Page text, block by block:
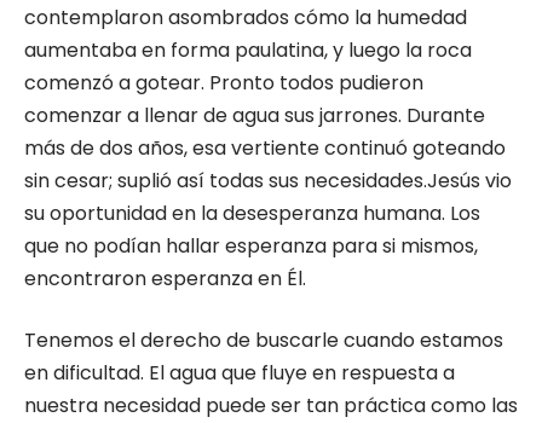
contemplaron asombrados cómo la humedad
aumentaba en forma paulatina, y luego la roca
comenzó a gotear. Pronto todos pudieron
comenzar a llenar de agua sus jarrones. Durante
más de dos años, esa vertiente continuó goteando
sin cesar; suplió así todas sus necesidades.Jesús vio
su oportunidad en la desesperanza humana. Los
que no podían hallar esperanza para si mismos,
encontraron esperanza en Él.
Tenemos el derecho de buscarle cuando estamos
en dificultad. El agua que fluye en respuesta a
nuestra necesidad puede ser tan práctica como las